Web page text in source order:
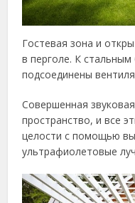
Гостевая зона и
в перголе. К
подсоединены
Совершенная
пространство, и все
целости с помощью
ультрафиолетовые